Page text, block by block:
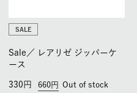
SALE
Sale／
レアリゼ ジッパーケ
ース
660
330 Out of stock